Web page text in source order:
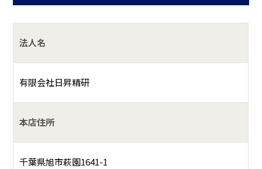
法人名
有限会社日昇精研
本店住所
千葉県旭市萩園1641-1